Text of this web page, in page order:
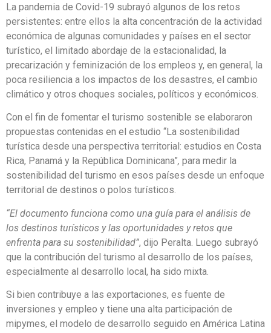
La pandemia de Covid-19 subrayó algunos de los retos
persistentes: entre ellos la alta concentración de la actividad
económica de algunas comunidades y países en el sector
turístico, el limitado abordaje de la estacionalidad, la
precarización y feminización de los empleos y, en general, la
poca resiliencia a los impactos de los desastres, el cambio
climático y otros choques sociales, políticos y económicos.
Con el fin de fomentar el turismo sostenible se elaboraron
propuestas contenidas en el estudio “La sostenibilidad
turística desde una perspectiva territorial: estudios en Costa
Rica, Panamá y la República Dominicana”, para medir la
sostenibilidad del turismo en esos países desde un enfoque
territorial de destinos o polos turísticos.
“El documento funciona como una guía para el análisis de
los destinos turísticos y las oportunidades y retos que
enfrenta para su sostenibilidad”, dijo Peralta. Luego subrayó
que la contribución del turismo al desarrollo de los países,
especialmente al desarrollo local, ha sido mixta.
Si bien contribuye a las exportaciones, es fuente de
inversiones y empleo y tiene una alta participación de
mipymes, el modelo de desarrollo seguido en América Latina